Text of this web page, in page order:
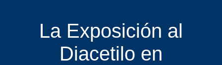
La Exposición al
Diacetilo en